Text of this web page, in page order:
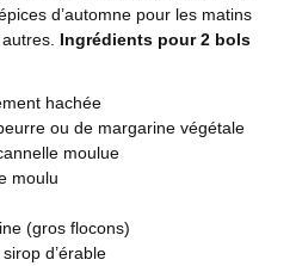
d’automne pour les matins
Ingrédients pour 2 bols
hachée
ou de margarine végétale
moulue
moulu
(gros flocons)
d’érable